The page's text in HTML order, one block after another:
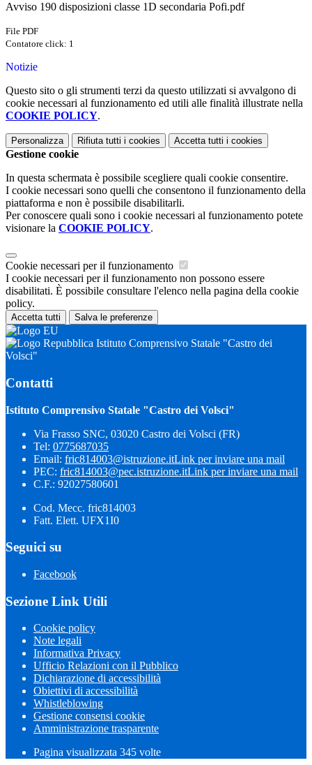
Avviso 190 disposizioni classe 1D secondaria Pofi.pdf
File PDF
Contatore click: 1
Notizie
Questo sito o gli strumenti terzi da questo utilizzati si avvalgono di
cookie necessari al funzionamento ed utili alle finalità illustrate nella
COOKIE POLICY.
Personalizza Rifiuta tutti i cookies Accetta tutti i cookies
Gestione cookie
In questa schermata è possibile scegliere quali cookie consentire.
I cookie necessari sono quelli che consentono il funzionamento della
piattaforma e non è possibile disabilitarli.
Per conoscere quali sono i cookie necessari al funzionamento potete
visionare la COOKIE POLICY.
Cookie necessari per il funzionamento
I cookie necessari per il funzionamento non possono essere
disabilitati. È possibile consultare l'elenco nella pagina della cookie
policy.
Accetta tutti Salva le preferenze
Istituto Comprensivo Statale "Castro dei
Volsci"
Contatti
Istituto Comprensivo Statale "Castro dei Volsci"
Via Frasso SNC, 03020 Castro dei Volsci (FR)
Tel: 0775687035
Email: fric814003@istruzione.itLink per inviare una mail
PEC: fric814003@pec.istruzione.itLink per inviare una mail
C.F.: 92027580601
Cod. Mecc. fric814003
Fatt. Elett. UFX1I0
Seguici su
Facebook
Sezione Link Utili
Cookie policy
Note legali
Informativa Privacy
Ufficio Relazioni con il Pubblico
Dichiarazione di accessibilità
Obiettivi di accessibilità
Whistleblowing
Gestione consensi cookie
Amministrazione trasparente
Pagina visualizzata 345 volte